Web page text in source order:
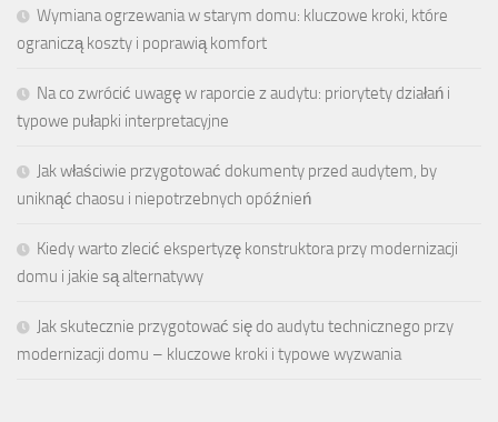
Wymiana ogrzewania w starym domu: kluczowe kroki, które
ograniczą koszty i poprawią komfort
Na co zwrócić uwagę w raporcie z audytu: priorytety działań i
typowe pułapki interpretacyjne
Jak właściwie przygotować dokumenty przed audytem, by
uniknąć chaosu i niepotrzebnych opóźnień
Kiedy warto zlecić ekspertyzę konstruktora przy modernizacji
domu i jakie są alternatywy
Jak skutecznie przygotować się do audytu technicznego przy
modernizacji domu – kluczowe kroki i typowe wyzwania